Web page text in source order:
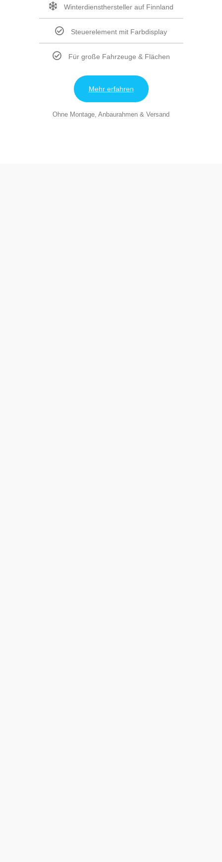
Winterdiensthersteller auf Finnland
Steuerelement mit Farbdisplay
Für große Fahrzeuge & Flächen
Mehr erfahren
Ohne Montage, Anbaurahmen & Versand